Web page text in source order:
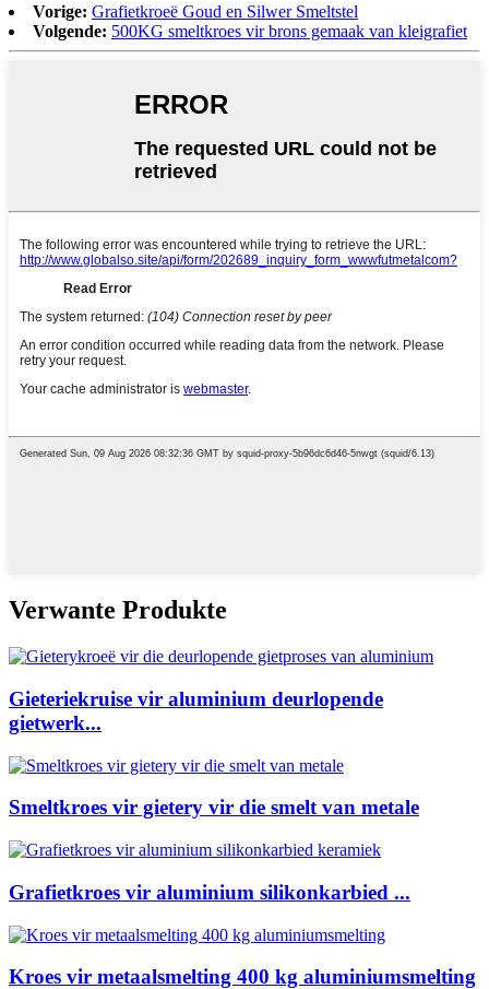
Vorige: Grafietkroeë Goud en Silwer Smeltstel
Volgende: 500KG smeltkroes vir brons gemaak van kleigrafiet
Verwante Produkte
Gieteriekruise vir aluminium deurlopende
gietwerk...
Smeltkroes vir gietery vir die smelt van metale
Grafietkroes vir aluminium silikonkarbied ...
Kroes vir metaalsmelting 400 kg aluminiumsmelting